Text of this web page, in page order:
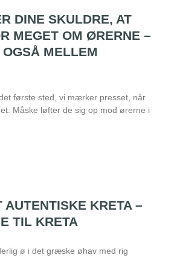
DINE SKULDRE, AT
MEGET OM ØRERNE –
MELLEM
første sted, vi mærker presset, når
Måske løfter de sig op mod ørerne i
AUTENTISKE KRETA –
TIL KRETA
ø i det græske øhav med rig